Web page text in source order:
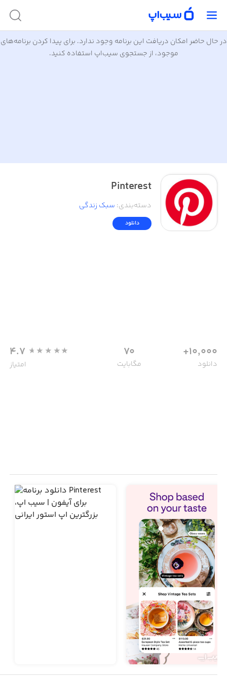
در حال حاضر امکان دریافت این برنامه وجود ندارد. برای پیدا کردن برنامه‌های
موجود، از جستجوی سیب‌اپ استفاده کنید.
Pinterest
دسته‌بندی: سبک زندگی
دانلود
10,000+
دانلود
70
مگابایت
4.7
امتیاز